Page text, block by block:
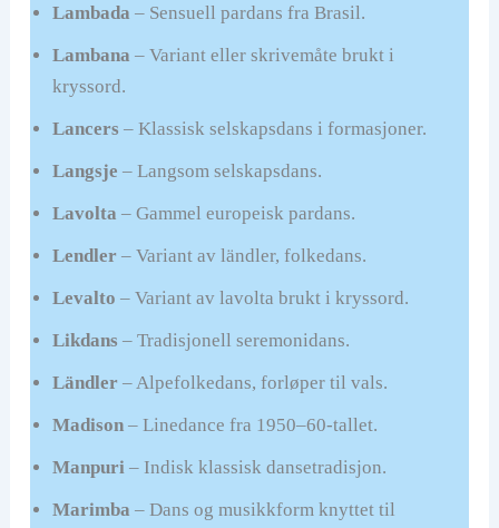
Lambada – Sensuell pardans fra Brasil.
Lambana – Variant eller skrivemåte brukt i
kryssord.
Lancers – Klassisk selskapsdans i formasjoner.
Langsje – Langsom selskapsdans.
Lavolta – Gammel europeisk pardans.
Lendler – Variant av ländler, folkedans.
Levalto – Variant av lavolta brukt i kryssord.
Likdans – Tradisjonell seremonidans.
Ländler – Alpefolkedans, forløper til vals.
Madison– Linedance fra 1950–60-tallet.
Manpuri – Indisk klassisk dansetradisjon.
Marimba – Dans og musikkform knyttet til